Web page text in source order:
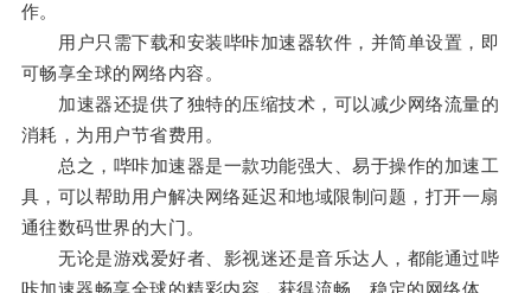
作。
用户只需下载和安装哔咔加速器软件，并简单设置，即
可畅享全球的网络内容。
加速器还提供了独特的压缩技术，可以减少网络流量的
消耗，为用户节省费用。
总之，哔咔加速器是一款功能强大、易于操作的加速工
具，可以帮助用户解决网络延迟和地域限制问题，打开一扇
通往数码世界的大门。
无论是游戏爱好者、影视迷还是音乐达人，都能通过哔